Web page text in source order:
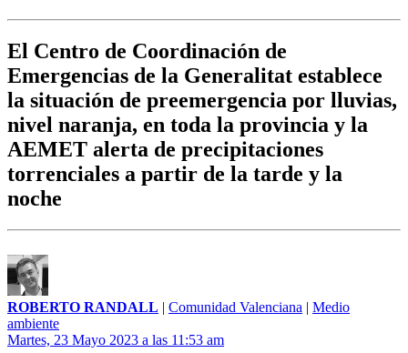
El Centro de Coordinación de
Emergencias de la Generalitat establece
la situación de preemergencia por lluvias,
nivel naranja, en toda la provincia y la
AEMET alerta de precipitaciones
torrenciales a partir de la tarde y la
noche
ROBERTO RANDALL | Comunidad Valenciana | Medio
ambiente
Martes, 23 Mayo 2023 a las 11:53 am